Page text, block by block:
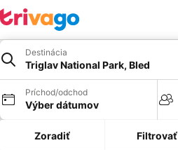
Destinácia
Triglav National Park, Bled
Príchod/odchod
Výber dátumov
Zoradiť Filtrovať